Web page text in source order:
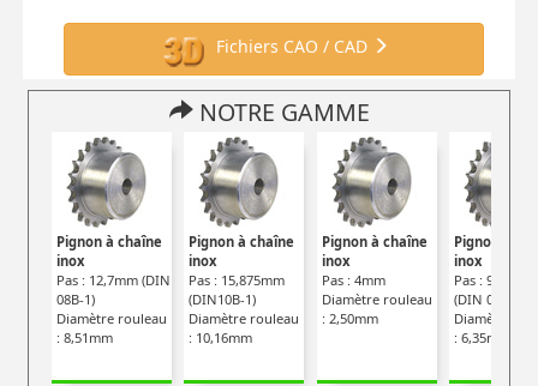
Fichiers CAO / CAD
NOTRE GAMME
Pignon à chaîne
inox
Pas : 12,7mm (DIN
08B-1)
Diamètre rouleau
: 8,51mm
Pignon à chaîne
inox
Pas : 15,875mm
(DIN10B-1)
Diamètre rouleau
: 10,16mm
Pignon à chaîne
inox
Pas : 4mm
Diamètre rouleau
: 2,50mm
Pignon à
inox
Pas :
(DIN 06B-1)
Diamètre
: 6,35mm